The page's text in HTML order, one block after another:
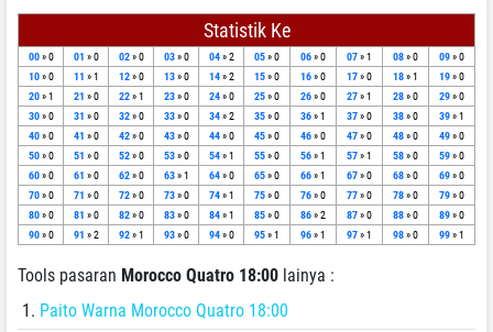
Statistik Ke
00» 0 01 » 0 02» 0 03» 0 04» 2 05» 0 06» 0 07» 1 08» 0 09» 0
10» 0 11 » 1 12» 0 13» 0 14» 2 15» 0 16» 0 17» 0 18» 1 19» 0
20» 1 21 » 0 22» 1 23» 0 24» 0 25» 0 26» 0 27» 1 28» 0 29» 0
30» 0 31 » 0 32» 0 33» 0 34» 2 35» 0 36» 1 37» 0 38» 0 39» 1
40» 0 41 » 0 42» 0 43» 0 44» 0 45» 0 46» 0 47» 0 48» 0 49» 0
50» 0 51 » 0 52» 0 53» 0 54» 1 55» 0 56» 1 57» 1 58» 0 59» 0
60» 0 61 » 0 62» 0 63» 1 64» 0 65» 0 66» 1 67» 0 68» 0 69» 0
70» 0 71 » 0 72» 0 73» 0 74» 1 75» 0 76» 0 77» 0 78» 0 79» 0
80» 0 81 » 0 82» 0 83» 0 84» 1 85» 0 86» 2 87» 0 88» 0 89» 0
90» 0 91 » 2 92» 1 93» 0 94» 0 95» 1 96» 1 97» 1 98» 0 99» 1
Tools pasaran Morocco Quatro 18:00 lainya :
Paito Warna Morocco Quatro 18:00